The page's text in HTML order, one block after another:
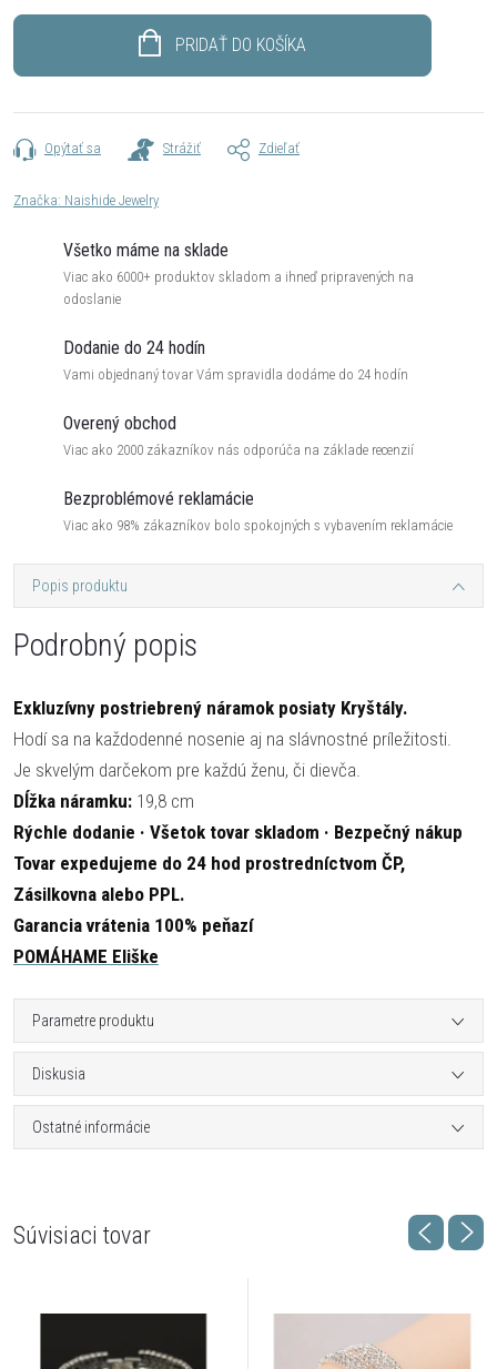
PRIDAŤ DO KOŠÍKA
Opýtať sa Strážiť Zdieľať
Značka: Naishide Jewelry
Všetko máme na sklade
Viac ako 6000+ produktov skladom a ihneď pripravených na
odoslanie
Dodanie do 24 hodín
Vami objednaný tovar Vám spravidla dodáme do 24 hodín
Overený obchod
Viac ako 2000 zákazníkov nás odporúča na základe recenzií
Bezproblémové reklamácie
Viac ako 98% zákazníkov bolo spokojných s vybavením reklamácie
Popis produktu
Podrobný popis
Exkluzívny postriebrený náramok posiaty Kryštály.
Hodí sa na každodenné nosenie aj na slávnostné príležitosti.
Je skvelým darčekom pre každú ženu, či dievča.
Dĺžka náramku: 19,8 cm
Rýchle dodanie · Všetok tovar skladom · Bezpečný nákup
Tovar expedujeme do 24 hod prostredníctvom ČP,
Zásilkovna alebo PPL.
Garancia vrátenia 100% peňazí
POMÁHAME Eliške
Parametre produktu
Diskusia
Ostatné informácie
Súvisiaci tovar